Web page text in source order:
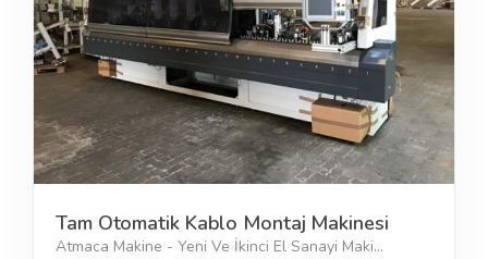
Tam Otomatik Kablo Montaj Makinesi
Atmaca Makine - Yeni Ve İkinci El Sanayi Maki...